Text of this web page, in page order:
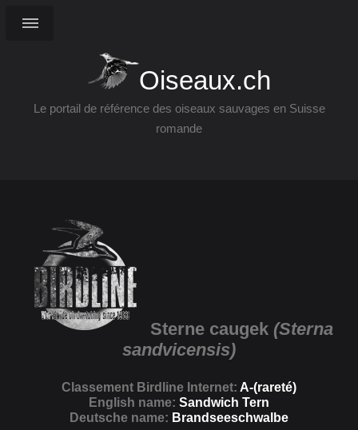
Oiseaux.ch
Le portail de référence des oiseaux sauvages en Suisse
romande
Sterne caugek (Sterna
sandvicensis)
Classement Birdline Internet: A-(rareté)
English name: Sandwich Tern
Deutsche name: Brandseeschwalbe